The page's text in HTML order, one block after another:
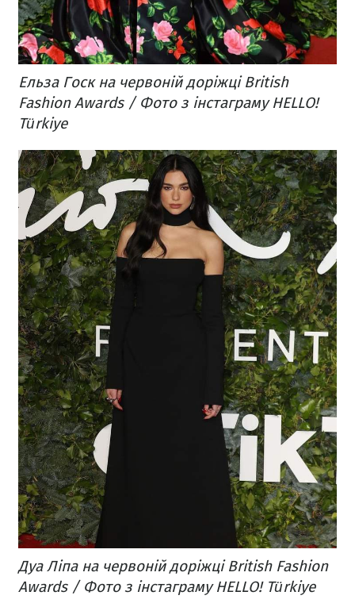
Ельза Госк на червоній доріжці British
Fashion Awards / Фото з інстаграму HELLO!
Türkiye
Дуа Ліпа на червоній доріжці British Fashion
Awards / Фото з інстаграму HELLO! Türkiye